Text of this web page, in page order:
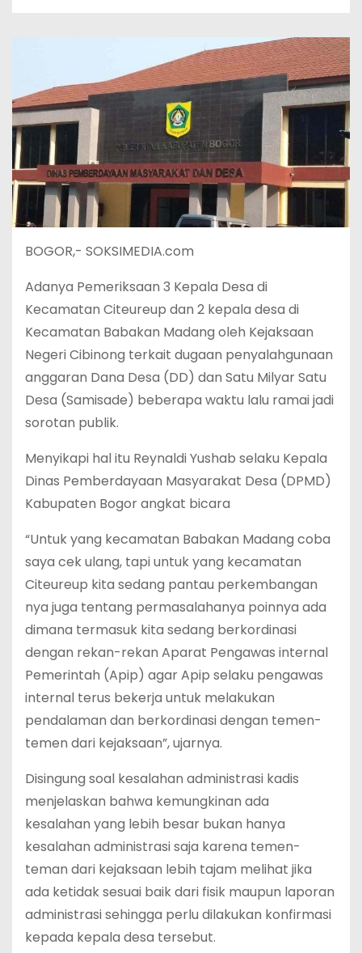
BOGOR,- SOKSIMEDIA.com
Adanya Pemeriksaan 3 Kepala Desa di
Kecamatan Citeureup dan 2 kepala desa di
Kecamatan Babakan Madang oleh Kejaksaan
Negeri Cibinong terkait dugaan penyalahgunaan
anggaran Dana Desa (DD) dan Satu Milyar Satu
Desa (Samisade) beberapa waktu lalu ramai jadi
sorotan publik.
Menyikapi hal itu Reynaldi Yushab selaku Kepala
Dinas Pemberdayaan Masyarakat Desa (DPMD)
Kabupaten Bogor angkat bicara
“Untuk yang kecamatan Babakan Madang coba
saya cek ulang, tapi untuk yang kecamatan
Citeureup kita sedang pantau perkembangan
nya juga tentang permasalahanya poinnya ada
dimana termasuk kita sedang berkordinasi
dengan rekan-rekan Aparat Pengawas internal
Pemerintah (Apip) agar Apip selaku pengawas
internal terus bekerja untuk melakukan
pendalaman dan berkordinasi dengan temen-
temen dari kejaksaan”, ujarnya.
Disingung soal kesalahan administrasi kadis
menjelaskan bahwa kemungkinan ada
kesalahan yang lebih besar bukan hanya
kesalahan administrasi saja karena temen-
teman dari kejaksaan lebih tajam melihat jika
ada ketidak sesuai baik dari fisik maupun laporan
administrasi sehingga perlu dilakukan konfirmasi
kepada kepala desa tersebut.